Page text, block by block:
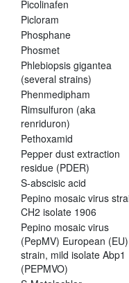
Picolinafen
Picloram
Phosphane
Phosmet
Phlebiopsis gigantea
(several strains)
Phenmedipham
Rimsulfuron (aka
renriduron)
Pethoxamid
Pepper dust extraction
residue (PDER)
S-abscisic acid
Pepino mosaic virus
CH2 isolate 1906
Pepino mosaic virus
(PepMV) European (EU)
strain, mild isolate Abp1
(PEPMVO)